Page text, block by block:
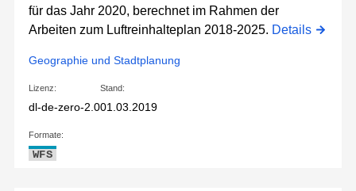
für das Jahr 2020, berechnet im Rahmen der
Arbeiten zum Luftreinhalteplan 2018-2025. Details
Geographie und Stadtplanung
Lizenz:
dl-de-zero-2.0
Stand:
01.03.2019
Formate:
WFS